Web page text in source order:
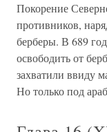
Покорение
противников,
берберы. В 689
освободить от
захватили ввиду
Но только под